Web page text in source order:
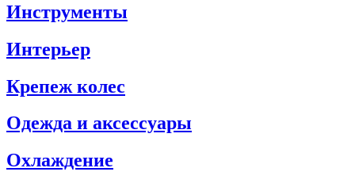
Инструменты
Интерьер
Крепеж колес
Одежда и аксессуары
Охлаждение